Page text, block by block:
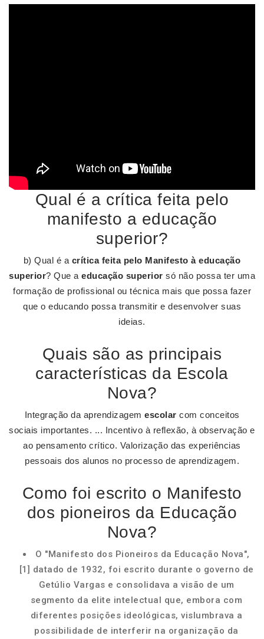
Qual é a crítica feita pelo
manifesto a educação
superior?
b) Qual é a crítica feita pelo Manifesto à educação
superior? Que a educação superior só não possa ter uma
formação de profissional ou técnica mais que possa fazer
que o educando possa transmitir e desenvolver suas
ideias.
Quais são as principais
características da Escola
Nova?
Integração da aprendizagem escolar com conceitos
sociais importantes. ... Incentivo à reflexão, à observação e
ao pensamento crítico. Valorização das experiências
pessoais dos alunos no processo de aprendizagem.
Como foi escrito o Manifesto
dos pioneiros da Educação
Nova?
O "Manifesto dos Pioneiros da Educação Nova",
[1] datado de 1932, foi escrito durante o governo de
Getúlio Vargas e consolidava a visão de um
segmento da elite intelectual que, embora com
diferentes posições ideológicas, vislumbrava a
possibilidade de interferir na organização da